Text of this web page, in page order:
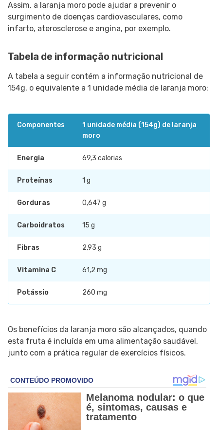
Assim, a laranja moro pode ajudar a prevenir o
surgimento de doenças cardiovasculares, como
infarto, aterosclerose e angina, por exemplo.
Tabela de informação nutricional
A tabela a seguir contém a informação nutricional de
154g, o equivalente a 1 unidade média de laranja moro:
Componentes
1 unidade média (154g) de laranja
moro
Energia 69,3 calorias
Proteínas 1 g
Gorduras 0,647 g
Carboidratos 15 g
Fibras 2,93 g
Vitamina C 61,2 mg
Potássio 260 mg
Os benefícios da laranja moro são alcançados, quando
esta fruta é incluída em uma alimentação saudável,
junto com a prática regular de exercícios físicos.